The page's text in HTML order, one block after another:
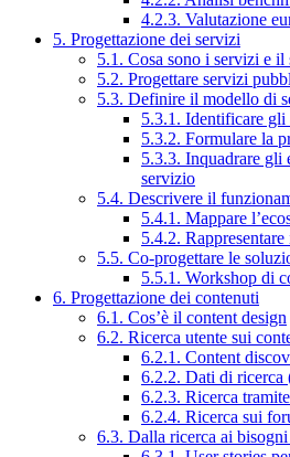
4.2.3. Valutazione
5. Progettazione dei servizi
5.1. Cosa sono i servizi e il
5.2. Progettare servizi
5.3. Definire il modello di
5.3.1. Identificare
5.3.2. Formulare la
5.3.3. Inquadrare gli
servizio
5.4. Descrivere il
5.4.1. Mappare
5.4.2.
5.5. Co-progettare le
5.5.1. Workshop di
6. Progettazione dei contenuti
6.1. Cos’è il content design
6.2. Ricerca utente sui
6.2.1. Content
6.2.2. Dati di ricerca
6.2.3. Ricerca
6.2.4. Ricerca sui
6.3. Dalla ricerca ai